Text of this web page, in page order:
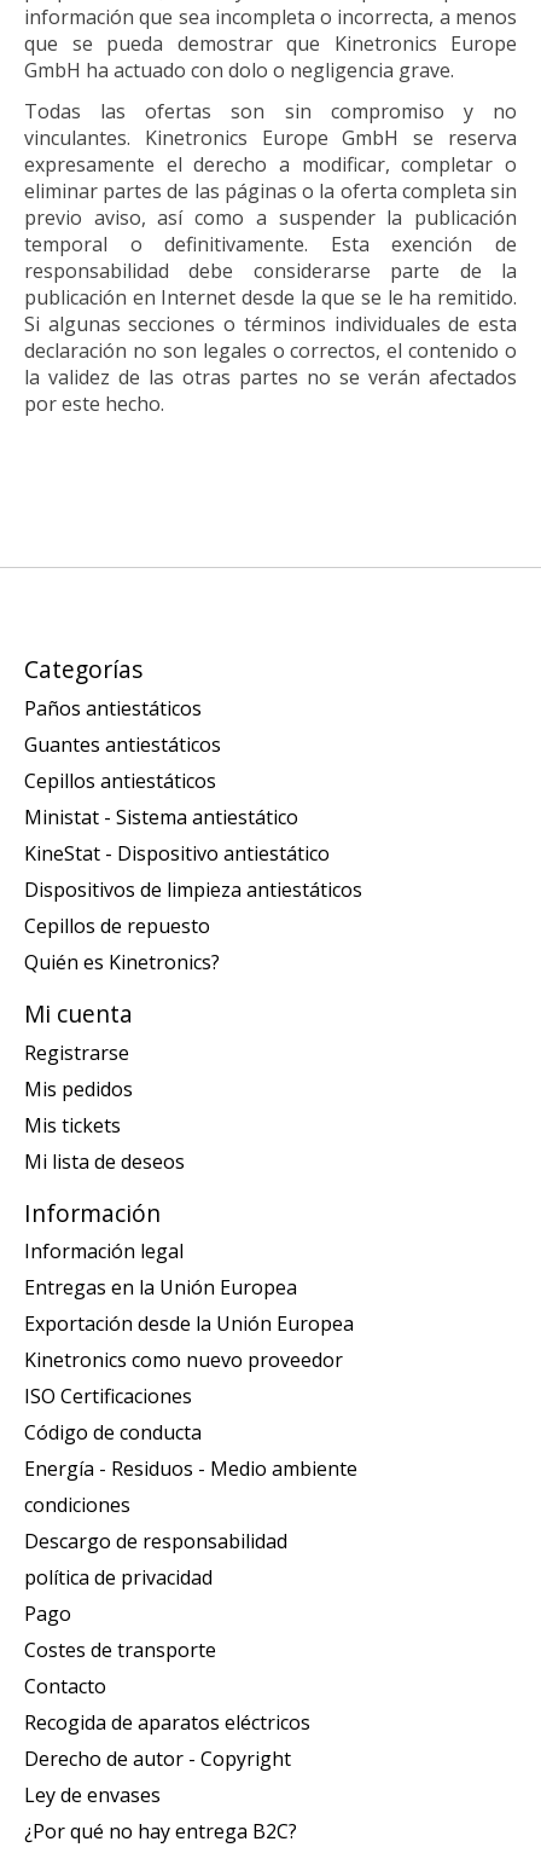
información que sea incompleta o incorrecta, a menos
que se pueda demostrar que Kinetronics Europe
GmbH ha actuado con dolo o negligencia grave.
Todas las ofertas son sin compromiso y no
vinculantes. Kinetronics Europe GmbH se reserva
expresamente el derecho a modificar, completar o
eliminar partes de las páginas o la oferta completa sin
previo aviso, así como a suspender la publicación
temporal o definitivamente. Esta exención de
responsabilidad debe considerarse parte de la
publicación en Internet desde la que se le ha remitido.
Si algunas secciones o términos individuales de esta
declaración no son legales o correctos, el contenido o
la validez de las otras partes no se verán afectados
por este hecho.
Categorías
Paños antiestáticos
Guantes antiestáticos
Cepillos antiestáticos
Ministat - Sistema antiestático
KineStat - Dispositivo antiestático
Dispositivos de limpieza antiestáticos
Cepillos de repuesto
Quién es Kinetronics?
Mi cuenta
Registrarse
Mis pedidos
Mis tickets
Mi lista de deseos
Información
Información legal
Entregas en la Unión Europea
Exportación desde la Unión Europea
Kinetronics como nuevo proveedor
ISO Certificaciones
Código de conducta
Energía - Residuos - Medio ambiente
condiciones
Descargo de responsabilidad
política de privacidad
Pago
Costes de transporte
Contacto
Recogida de aparatos eléctricos
Derecho de autor - Copyright
Ley de envases
¿Por qué no hay entrega B2C?